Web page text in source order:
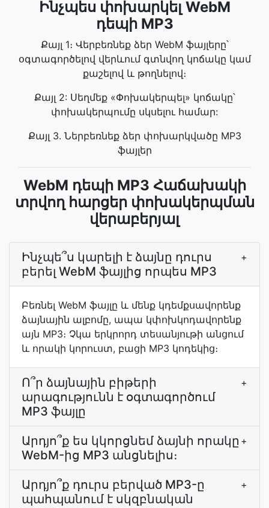
Ինչպես փոխարկել WebM
դեպի MP3
Քայլ 1։ Վերբեռնեք ձեր WebM ֆայլերը՝
օգտագործելով վերևում գտնվող կոճակը կամ
քաշելով և թողնելով։
Քայլ 2: Սեղմեք «Փոխակերպել» կոճակը՝
փոխակերպումը սկսելու համար:
Քայլ 3. Ներբեռնեք ձեր փոխարկվածը MP3
ֆայլեր
WebM դեպի MP3 Հաճախակի
տրվող հարցեր փոխակերպման
վերաբերյալ
Ինչպե՞ս կարելի է ձայնը դուրս
բերել WebM ֆայլից որպես MP3
+
Բեռնել WebM ֆայլը և մենք կդեմքսավորենք
ձայնային ալբոմը, ապա կփոխկոդավորենք
այն MP3։ Չկա երկրորդ տեսանյութի անցում
և որակի կորուստ, բացի MP3 կոդեկից։
Ո՞ր ձայնային բիթերի
արագությունն է օգտագործում
MP3 ֆայլը
+
Արդյո՞ք ես կկորցնեմ ձայնի որակը
WebM-ից MP3 անցնելիս։
+
Արդյո՞ք դուրս բերված MP3-ը
պահպանում է սկզբնական
+